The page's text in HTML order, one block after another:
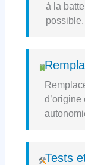
à la
possible.
Tests